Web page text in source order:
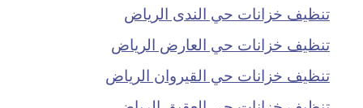
تنظيف خزانات حي الندى الرياض
تنظيف خزانات حي العارض الرياض
تنظيف خزانات حي القيروان الرياض